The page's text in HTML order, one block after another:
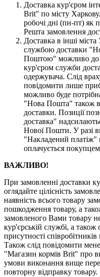
Доставка кур'єром
Brit" по місту
робочі дні (пн-пт) як
Решта замовлення
Доставка в інші
службою доставки
Поштою" можливо до
кур'єром служби
одержувача. Слід
повідомити лише
можливо буде
"Нова Пошта" також
доставки. Позиції
доставка"
Нової Пошти. У разі
"Накладений платіж"
оплачується
ВАЖЛИВО!
При замовленні доставки
оглядайте цілісність
наявність всього товару
пошкодження товару, а
замовленого Вами товару
кур'єрській службі, а
присутності
Також слід повідомити
"Магазин кормів Brit" про
умови виконання вище
повторну відправку товару.